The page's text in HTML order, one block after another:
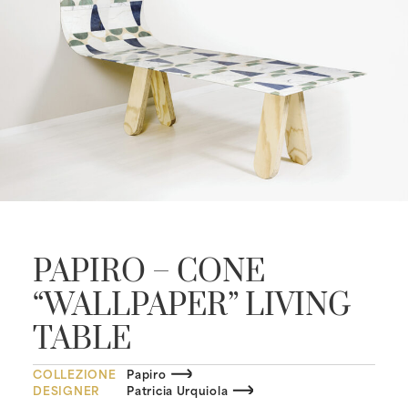
PAPIRO – CONE
“WALLPAPER” LIVING
TABLE
COLLEZIONE
Papiro
DESIGNER
Patricia Urquiola